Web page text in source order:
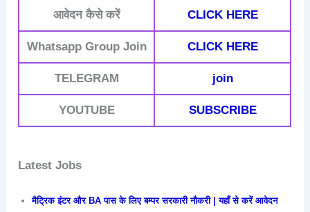
आवेदन कैसे करें CLICK HERE
Whatsapp Group Join CLICK HERE
TELEGRAM join
YOUTUBE SUBSCRIBE
Latest Jobs
मैट्रिक इंटर और BA पास के लिए बम्पर सरकारी नौकरी | यहाँ से करें आवेदन